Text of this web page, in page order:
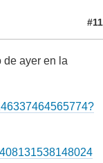
#11
de ayer en la